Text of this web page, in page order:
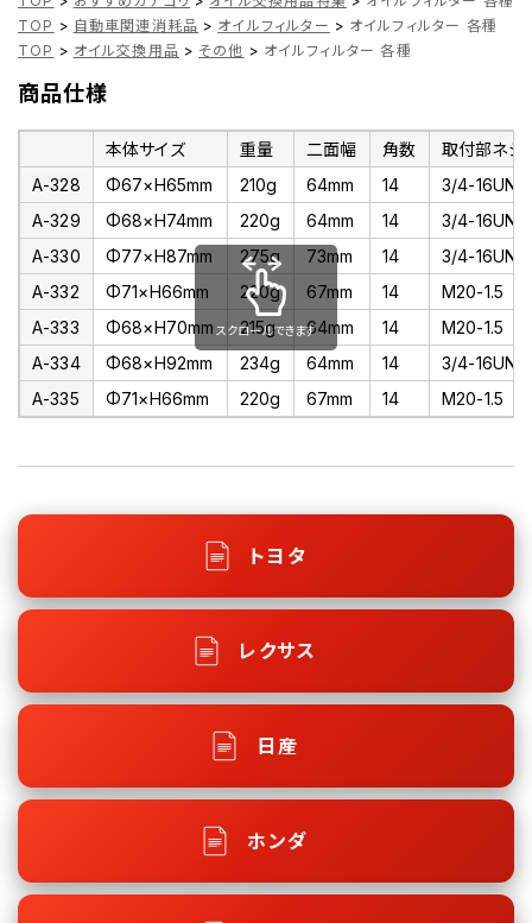
TOP > 自動車関連消耗品 > オイルフィルター > オイルフィルター 各種
TOP > オイル交換用品 > その他 > オイルフィルター 各種
商品仕様
本体サイズ 重量 二面幅 角数
取付部ネジ
A-328
Φ67×H65mm 210g 64mm 14
3/4-16UNF
A-329
Φ68×H74mm 220g 64mm 14
3/4-16UNF
A-330
Φ77×H87mm 275g 73mm 14
3/4-16UNF
A-332
Φ71×H66mm 220g 67mm 14
M20-1.5
A-333
Φ68×H70mm 215g 64mm 14
M20-1.5
A-334
Φ68×H92mm 234g 64mm 14
3/4-16UNF
A-335
Φ71×H66mm 220g 67mm 14 M20-1.5
スクロールできます
トヨタ
レクサス
日産
ホンダ